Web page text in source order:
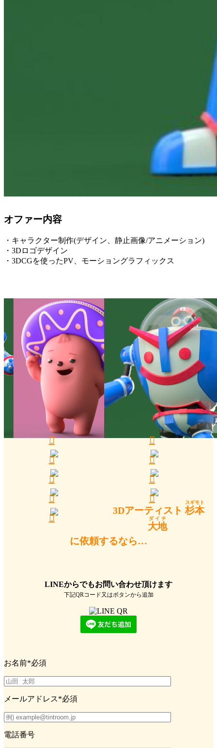
オファー内容
・キャラクター制作(デザイン、静止画像/アニメーション)
・3Dロゴデザイン
・3DCGを使ったPV、モーショングラフィックス
3Dアーティスト杉本
スギモト
大地
ダイチ
に依頼するなら…
LINEからでもお問い合わせ頂けます
下記QRコード又はボタンから追加
お名前*必須
メールアドレス*必須
電話番号